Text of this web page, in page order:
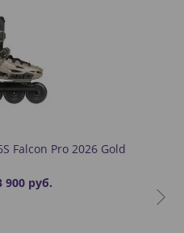
Falcon Pro 2026 Gold
900 руб.